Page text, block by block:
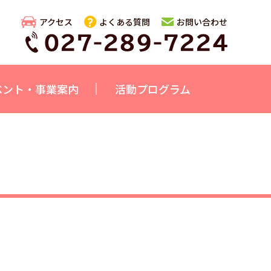
アクセス よくある質問 お問い合わせ
ト・事業案内 活動プログラム